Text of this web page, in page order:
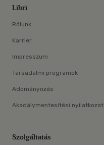
Libri
Rólunk
Karrier
Impresszum
Társadalmi programok
Adományozás
Akadálymentesítési nyilatkozat
Szolgáltatás